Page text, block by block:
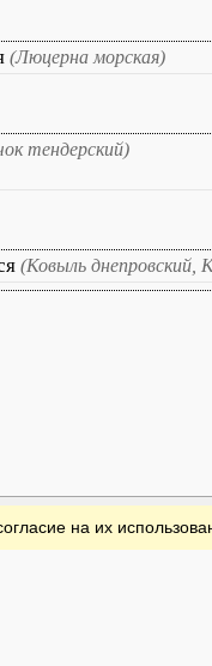
(Люцерна морская)
тендерский)
(Ковыль днепровский,
на их